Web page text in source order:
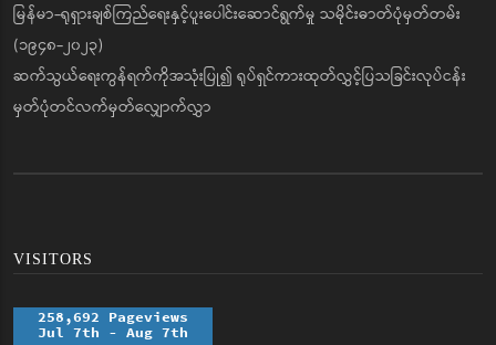
မြန်မာ-ရုရှားချစ်ကြည်ရေးနှင့်ပူးပေါင်းဆောင်ရွက်မှု သမိုင်းဓာတ်ပုံမှတ်တမ်း
(၁၉၄၈-၂၀၂၃)
ဆက်သွယ်ရေးကွန်ရက်ကိုအသုံးပြု၍ ရုပ်ရှင်ကားထုတ်လွှင့်ပြသခြင်းလုပ်ငန်း
မှတ်ပုံတင်လက်မှတ်လျှောက်လွှာ
VISITORS